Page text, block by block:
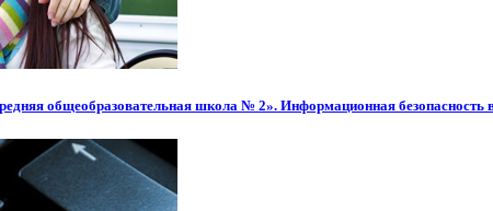
общеобразовательная школа № 2». Информационная безопасность